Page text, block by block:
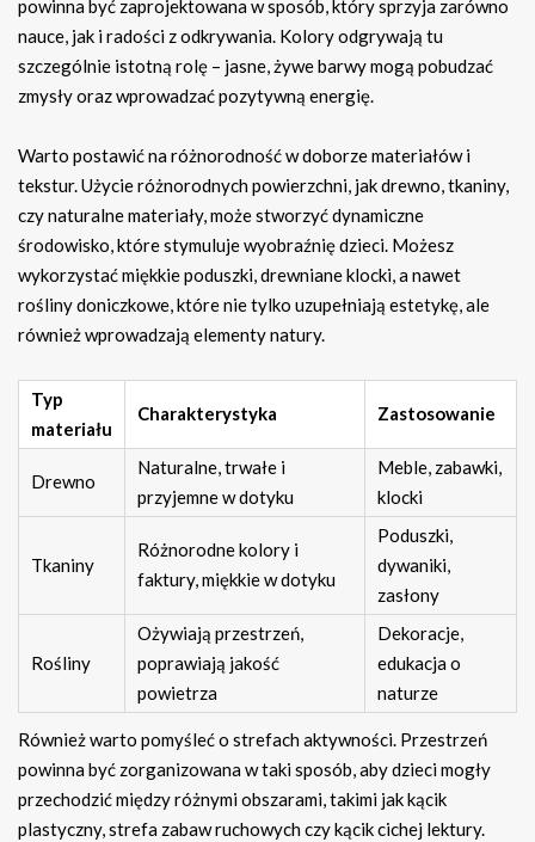
powinna być zaprojektowana w sposób, który sprzyja zarówno
nauce, jak i radości z odkrywania. Kolory odgrywają tu
szczególnie istotną rolę – jasne, żywe barwy mogą pobudzać
zmysły oraz wprowadzać pozytywną energię.
Warto postawić na różnorodność w doborze materiałów i
tekstur. Użycie różnorodnych powierzchni, jak drewno, tkaniny,
czy naturalne materiały, może stworzyć dynamiczne
środowisko, które stymuluje wyobraźnię dzieci. Możesz
wykorzystać miękkie poduszki, drewniane klocki, a nawet
rośliny doniczkowe, które nie tylko uzupełniają estetykę, ale
również wprowadzają elementy natury.
Typ
materiału
Charakterystyka Zastosowanie
Drewno
Naturalne, trwałe i
przyjemne w dotyku
Meble, zabawki,
klocki
Tkaniny
Różnorodne kolory i
faktury, miękkie w dotyku
Poduszki,
dywaniki,
zasłony
Rośliny
Ożywiają przestrzeń,
poprawiają jakość
powietrza
Dekoracje,
edukacja o
naturze
Również warto pomyśleć o strefach aktywności. Przestrzeń
powinna być zorganizowana w taki sposób, aby dzieci mogły
przechodzić między różnymi obszarami, takimi jak kącik
plastyczny, strefa zabaw ruchowych czy kącik cichej lektury.